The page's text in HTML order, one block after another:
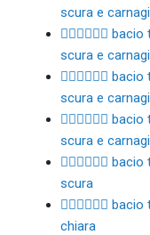
scura e
👨🏿‍❤️‍💋‍👨🏼
scura e
👨🏿‍❤️‍💋‍👨🏽
scura e
👨🏿‍❤️‍💋‍👨🏾
scura e
👨🏿‍❤️‍💋‍👨🏿
scura
👩🏻‍❤️‍💋‍👩🏻
chiara